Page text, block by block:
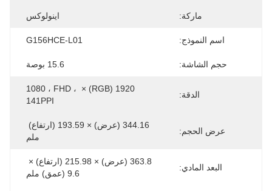
ماركة: اينولوكس
اسم النموذج: G156HCE-L01
حجم الشاشة: 15.6 بوصة
الدقة:
1920 (RGB) × 1080 ، FHD ،
141PPI
عرض الحجم:
ملم
البعد المادي:
9.6 (عمق) ملم